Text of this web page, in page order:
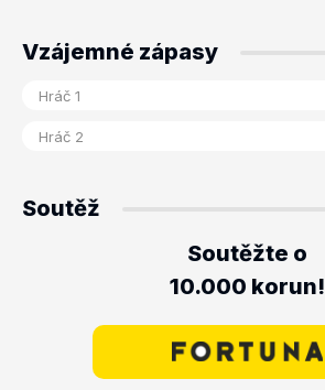
Vzájemné zápasy
Soutěž
Soutěžte o
10.000 korun!